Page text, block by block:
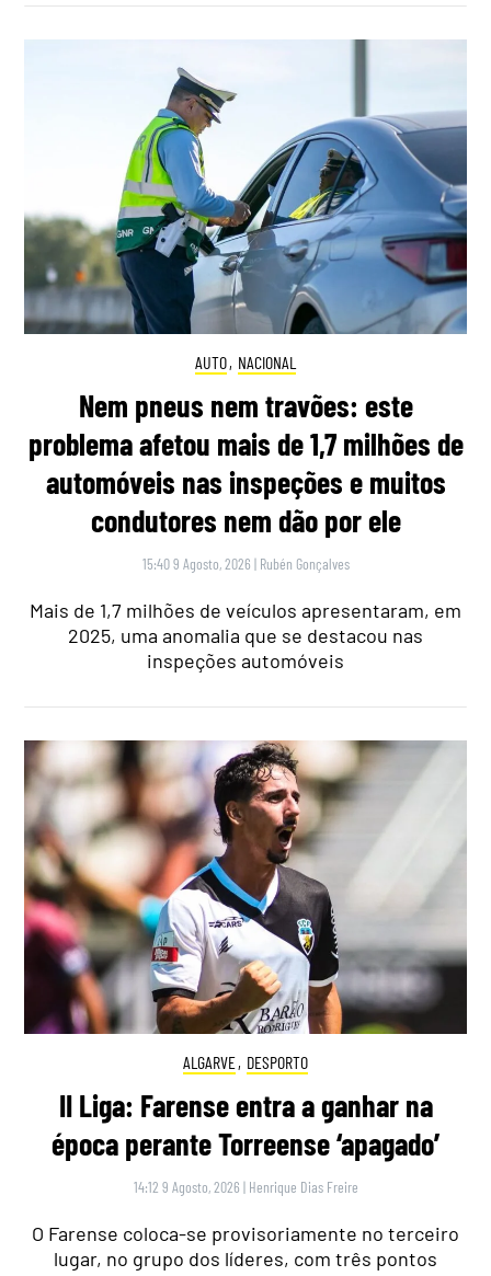
AUTO, NACIONAL
Nem pneus nem travões: este
problema afetou mais de 1,7 milhões de
automóveis nas inspeções e muitos
condutores nem dão por ele
15:40 9 Agosto, 2026 | Rubén Gonçalves
Mais de 1,7 milhões de veículos apresentaram, em
2025, uma anomalia que se destacou nas
inspeções automóveis
ALGARVE, DESPORTO
II Liga: Farense entra a ganhar na
época perante Torreense ‘apagado’
14:12 9 Agosto, 2026 | Henrique Dias Freire
O Farense coloca-se provisoriamente no terceiro
lugar, no grupo dos líderes, com três pontos